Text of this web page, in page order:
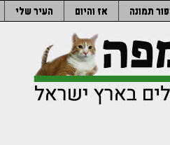
תמונה אז והיום העיר שלי